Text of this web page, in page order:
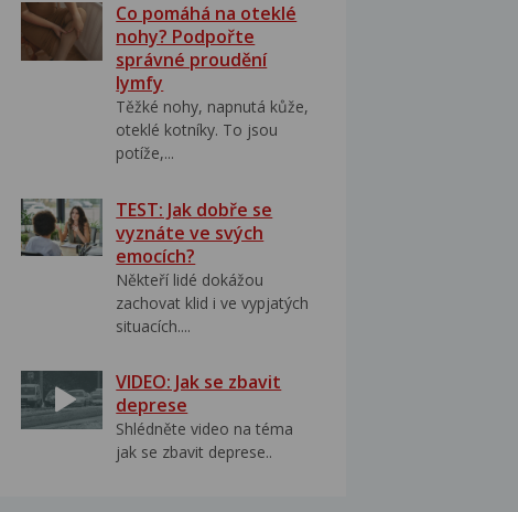
Co pomáhá na oteklé
nohy? Podpořte
správné proudění
lymfy
Těžké nohy, napnutá kůže,
oteklé kotníky. To jsou
potíže,...
TEST: Jak dobře se
vyznáte ve svých
emocích?
Někteří lidé dokážou
zachovat klid i ve vypjatých
situacích....
VIDEO: Jak se zbavit
deprese
Shlédněte video na téma
jak se zbavit deprese..